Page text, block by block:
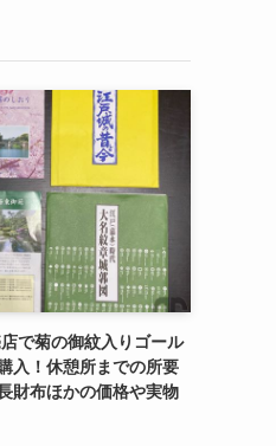
で菊の御紋入りゴール
入！休憩所までの所要
財布ほかの価格や実物